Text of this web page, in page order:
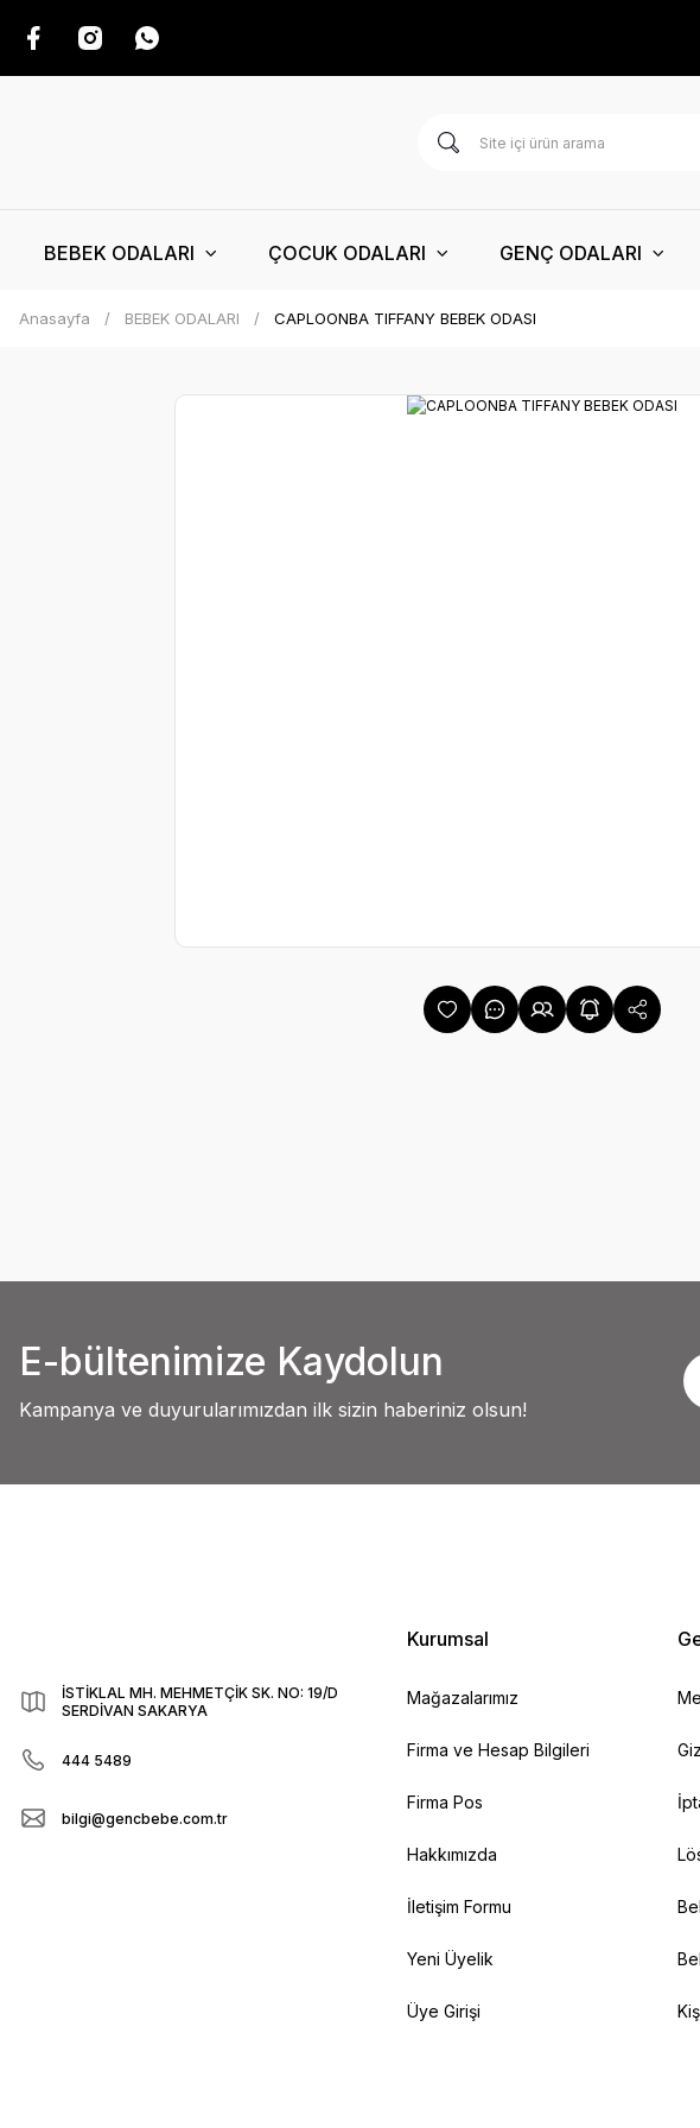
BEBEK ODALARI ÇOCUK ODALARI GENÇ ODALARI
Anasayfa BEBEK ODALARI CAPLOONBA TIFFANY BEBEK ODASI
E-bültenimize Kaydolun
Kampanya ve duyurularımızdan ilk sizin haberiniz olsun!
İSTİKLAL MH. MEHMETÇİK SK. NO: 19/D
SERDİVAN SAKARYA
444 5489
bilgi@gencbebe.com.tr
Kurumsal
Mağazalarımız
Firma ve Hesap Bilgileri
Firma Pos
Hakkımızda
İletişim Formu
Yeni Üyelik
Üye Girişi